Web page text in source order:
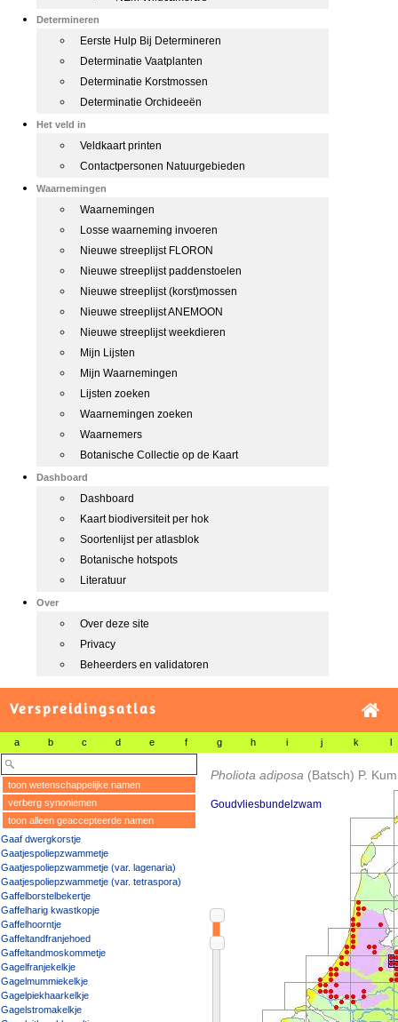
Determineren
Eerste Hulp Bij Determineren
Determinatie Vaatplanten
Determinatie Korstmossen
Determinatie Orchideeën
Het veld in
Veldkaart printen
Contactpersonen Natuurgebieden
Waarnemingen
Waarnemingen
Losse waarneming invoeren
Nieuwe streeplijst FLORON
Nieuwe streeplijst paddenstoelen
Nieuwe streeplijst (korst)mossen
Nieuwe streeplijst ANEMOON
Nieuwe streeplijst weekdieren
Mijn Lijsten
Mijn Waarnemingen
Lijsten zoeken
Waarnemingen zoeken
Waarnemers
Botanische Collectie op de Kaart
Dashboard
Dashboard
Kaart biodiversiteit per hok
Soortenlijst per atlasblok
Botanische hotspots
Literatuur
Over
Over deze site
Privacy
Beheerders en validatoren
Verspreidingsatlas
a b c d e f g h i j k l
toon wetenschappelijke namen
verberg synoniemen
toon alleen geaccepteerde namen
Gaaf dwergkorstje
Gaatjespoliepzwammetje
Gaatjespoliepzwammetje (var. lagenaria)
Gaatjespoliepzwammetje (var. tetraspora)
Gaffelborstelbekertje
Gaffelharig kwastkopje
Gaffelhoorntje
Gaffeltandfranjehoed
Gaffeltandmoskommetje
Gagelfranjekelkje
Gagelmummiekelkje
Gagelpiekhaarkelkje
Gagelstromakelkje
Pholiota adiposa (Batsch) P.
Goudvliesbundelzwam